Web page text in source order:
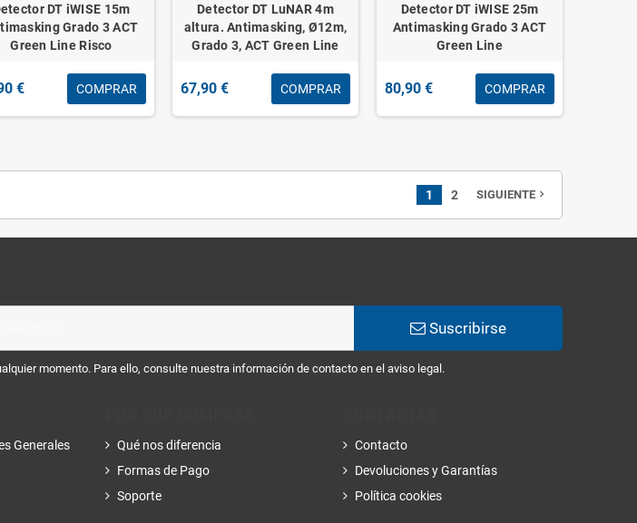
DT iWISE 15m
Grado 3 ACT
Green Line Risco
€ COMPRAR
Detector DT LuNAR 4m
altura. Antimasking, Ø12m,
Grado 3, ACT Green Line
67,90 € COMPRAR
Detector DT iWISE 25m
Antimasking Grado 3 ACT
Green Line
80,90 € COMPRAR
1 2 SIGUIENTEnavigate_next
Suscribirse
momento. Para ello, consulte nuestra información de contacto en el aviso legal.
Generales
Qué nos diferencia
Formas de Pago
Soporte
Contacto
Devoluciones y Garantías
Política cookies